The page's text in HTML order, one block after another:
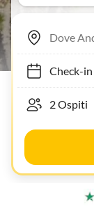
Check-in-